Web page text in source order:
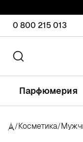
0 800 215 013
Парфюмерия
/Косметика/